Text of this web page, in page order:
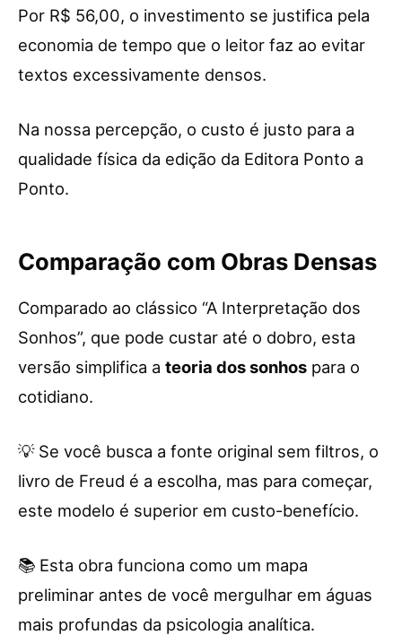
Por R$ 56,00, o investimento se justifica pela
economia de tempo que o leitor faz ao evitar
textos excessivamente densos.
Na nossa percepção, o custo é justo para a
qualidade física da edição da Editora Ponto a
Ponto.
Comparação com Obras Densas
Comparado ao clássico “A Interpretação dos
Sonhos”, que pode custar até o dobro, esta
versão simplifica a teoria dos sonhos para o
cotidiano.
💡 Se você busca a fonte original sem filtros, o
livro de Freud é a escolha, mas para começar,
este modelo é superior em custo-benefício.
📚 Esta obra funciona como um mapa
preliminar antes de você mergulhar em águas
mais profundas da psicologia analítica.